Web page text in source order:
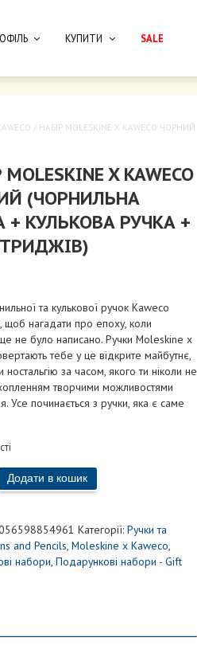
КУПИТИ SALE
/ НАБІР MOLESKINE X KAWECO ЧОРНИЙ
X KAWECO
(ЧОРНИЛЬНА
+ КУЛЬКОВА РУЧКА +
та кулькової ручок Kaweco
щоб нагадати про епоху, коли
не було написано. Ручки Moleskine x
тебе у це відкрите майбутнє,
за часом, якого ти ніколи не
творчими можливостями
Усе починається з ручки, яка є саме
Додати в кошик
Категорії: Ручки та
and Pencils, Moleskine x Kaweco,
набори, Подарункові набори - Gift